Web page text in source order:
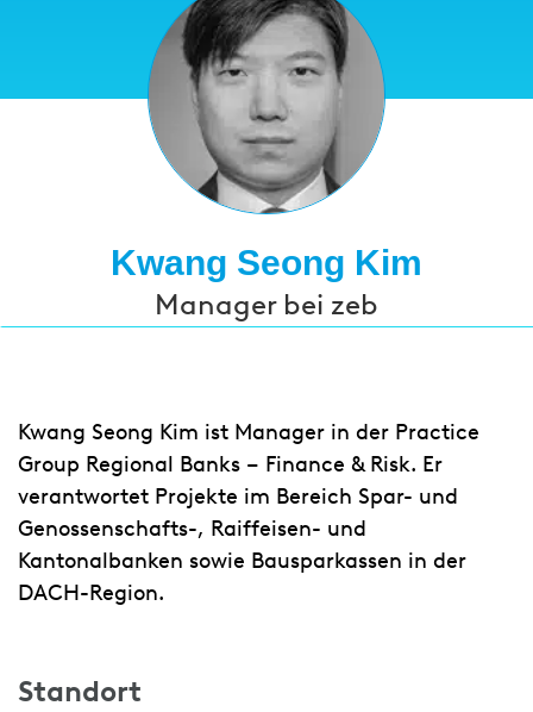
Kwang Seong Kim
Manager bei zeb
Kwang Seong Kim ist Manager in der Practice
Group Regional Banks – Finance & Risk. Er
verantwortet Projekte im Bereich Spar- und
Genossenschafts-, Raiffeisen- und
Kantonalbanken sowie Bausparkassen in der
DACH-Region.
Standort